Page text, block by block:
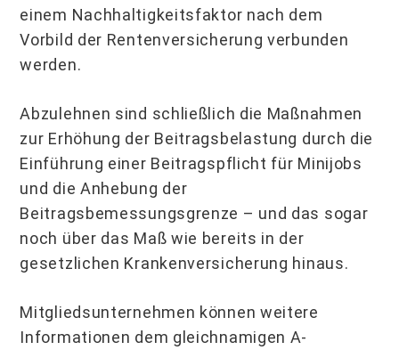
einem Nachhaltigkeitsfaktor nach dem
Vorbild der Rentenversicherung verbunden
werden.
Abzulehnen sind schließlich die Maßnahmen
zur Erhöhung der Beitragsbelastung durch die
Einführung einer Beitragspflicht für Minijobs
und die Anhebung der
Beitragsbemessungsgrenze – und das sogar
noch über das Maß wie bereits in der
gesetzlichen Krankenversicherung hinaus.
Mitgliedsunternehmen können weitere
Informationen dem gleichnamigen A-